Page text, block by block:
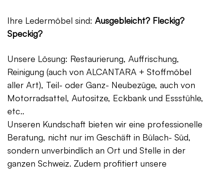
Ihre Ledermöbel sind: Ausgebleicht? Fleckig?
Speckig?
Unsere Lösung: Restaurierung, Auffrischung,
Reinigung (auch von ALCANTARA + Stoffmöbel
aller Art), Teil- oder Ganz- Neubezüge, auch von
Motorradsattel, Autositze, Eckbank und Essstühle,
etc..
Unseren Kundschaft bieten wir eine professionelle
Beratung, nicht nur im Geschäft in Bülach- Süd,
sondern unverbindlich an Ort und Stelle in der
ganzen Schweiz. Zudem profitiert unsere